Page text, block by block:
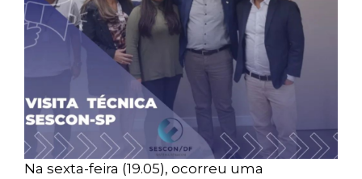
Na sexta-feira (19.05), ocorreu uma